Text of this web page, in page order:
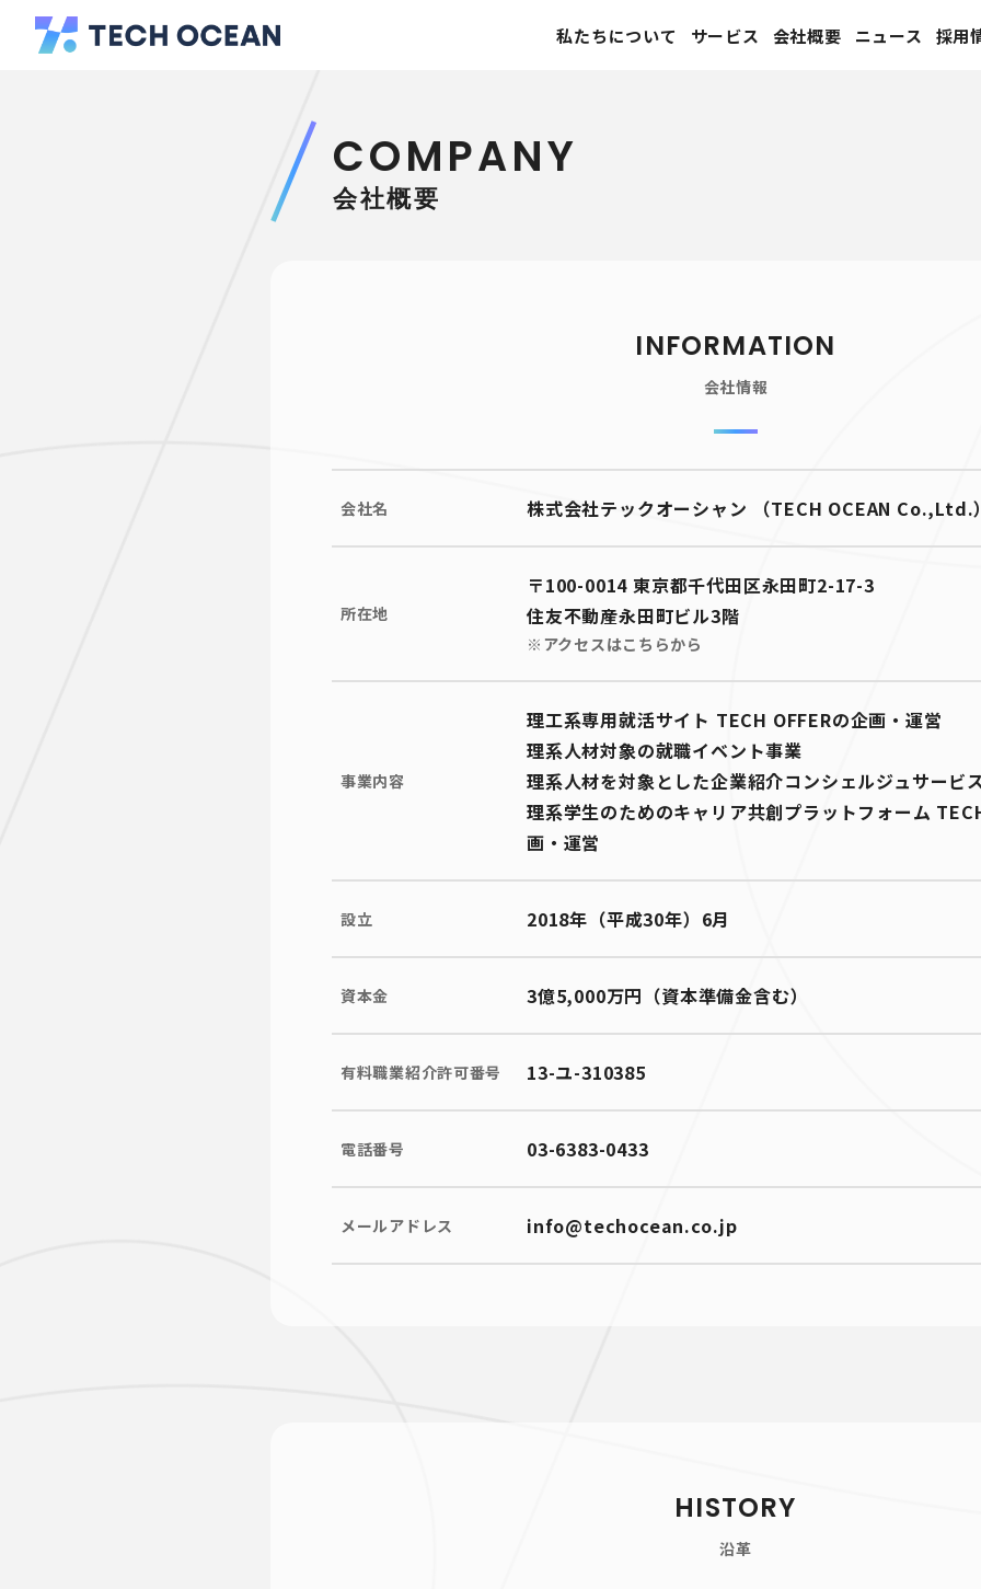
私たちについて サービス 会社概要 ニュース 採用
COMPANY
会社概要
INFORMATION
会社情報
会社名 株式会社テックオーシャン （TECH OCEAN Co.,Ltd.
所在地
〒100-0014 東京都千代田区永田町2-17-3
住友不動産永田町ビル3階
※アクセスはこちらから
事業内容
理工系専用就活サイト TECH OFFERの企画・運営
理系人材対象の就職イベント事業
理系人材を対象とした企業紹介コンシェルジュサービ
理系学生のためのキャリア共創プラットフォーム
画・運営
設立 2018年（平成30年）6月
資本金 3億5,000万円（資本準備金含む）
有料職業紹介許可番号 13-ユ-310385
電話番号 03-6383-0433
メールアドレス info@techocean.co.jp
HISTORY
沿革